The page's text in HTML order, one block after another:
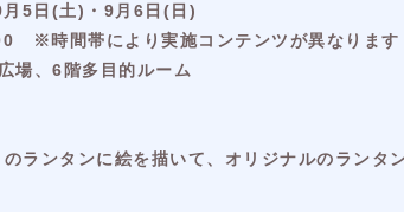
5日(土)・9月6日(日)
※時間帯により実施コンテンツが異なります
場、6階多目的ルーム
ランタンに絵を描いて、オリジナルのランタ